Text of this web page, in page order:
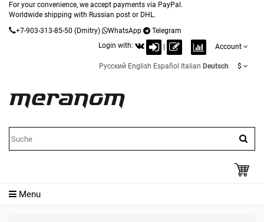
For your convenience, we accept payments via PayPal.
Worldwide shipping with Russian post or DHL.
+7-903-313-85-50 (Dmitry) WhatsApp
Telegram
Login with:
Account
Русский English Español Italian Deutsch $
Menu